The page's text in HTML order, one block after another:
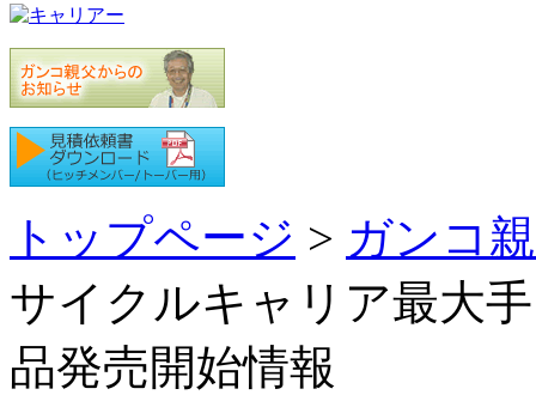
トップページ > ガンコ
サイクルキャリア最大
品発売開始情報